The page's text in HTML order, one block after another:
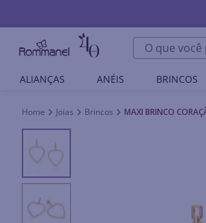
O que você
ALIANÇAS ANÉIS BRINCOS
Joias Brincos MAXI BRINCO